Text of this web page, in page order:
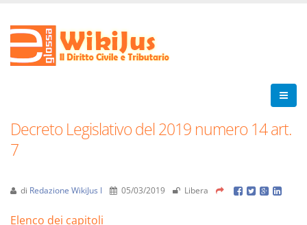
Decreto Legislativo del 2019 numero 14 art.
7
di Redazione WikiJus I 05/03/2019 Libera
Elenco dei capitoli